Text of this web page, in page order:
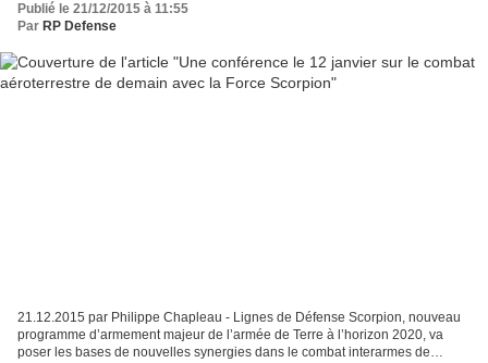
Publié le 21/12/2015 à 11:55
Par RP Defense
21.12.2015 par Philippe Chapleau - Lignes de Défense Scorpion, nouveau
programme d’armement majeur de l’armée de Terre à l’horizon 2020, va
poser les bases de nouvelles synergies dans le combat interarmes de